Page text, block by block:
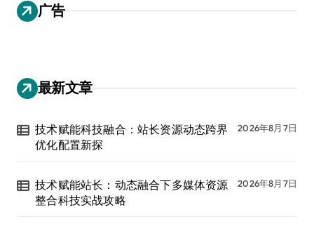
广告
最新文章
技术赋能科技融合：站长资源动态跨界
优化配置新探
2026年8月7日
技术赋能站长：动态融合下多媒体资源
整合科技实战攻略
2026年8月7日